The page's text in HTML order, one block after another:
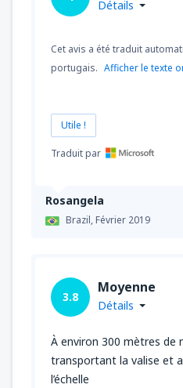
Rosangela
Brazil,Février 2019
Détails
Cet avis a été traduit
portugais. Afficher le texte
Utile !
Traduit par
3.8
Moyenne
Détails
À environ 300 mètres de
transportant la valise et
l’échelle